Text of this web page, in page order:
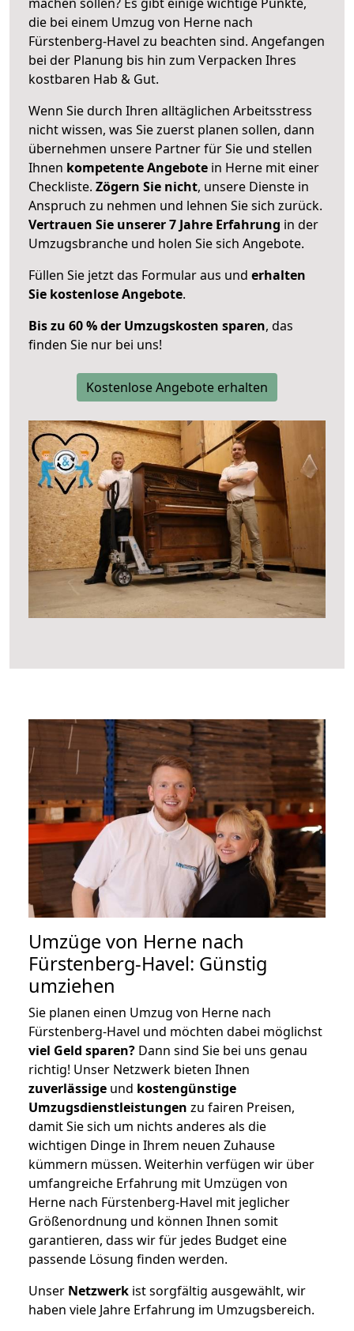
die bei einem Umzug von Herne nach
Fürstenberg-Havel zu beachten sind. Angefangen
bei der Planung bis hin zum Verpacken Ihres
kostbaren Hab & Gut.
Wenn Sie durch Ihren alltäglichen Arbeitsstress
nicht wissen, was Sie zuerst planen sollen, dann
übernehmen unsere Partner für Sie und stellen
Ihnen kompetente Angebote in Herne mit einer
Checkliste. Zögern Sie nicht, unsere Dienste in
Anspruch zu nehmen und lehnen Sie sich zurück.
Vertrauen Sie unserer 7 Jahre Erfahrung in der
Umzugsbranche und holen Sie sich Angebote.
Füllen Sie jetzt das Formular aus und erhalten
Sie kostenlose Angebote.
Bis zu 60 % der Umzugskosten sparen, das
finden Sie nur bei uns!
Kostenlose Angebote erhalten
Umzüge von Herne nach
Fürstenberg-Havel: Günstig
umziehen
Sie planen einen Umzug von Herne nach
Fürstenberg-Havel und möchten dabei möglichst
viel Geld sparen? Dann sind Sie bei uns genau
richtig! Unser Netzwerk bieten Ihnen
zuverlässige und kostengünstige
Umzugsdienstleistungen zu fairen Preisen,
damit Sie sich um nichts anderes als die
wichtigen Dinge in Ihrem neuen Zuhause
kümmern müssen. Weiterhin verfügen wir über
umfangreiche Erfahrung mit Umzügen von
Herne nach Fürstenberg-Havel mit jeglicher
Größenordnung und können Ihnen somit
garantieren, dass wir für jedes Budget eine
passende Lösung finden werden.
Unser Netzwerk ist sorgfältig ausgewählt, wir
haben viele Jahre Erfahrung im Umzugsbereich.